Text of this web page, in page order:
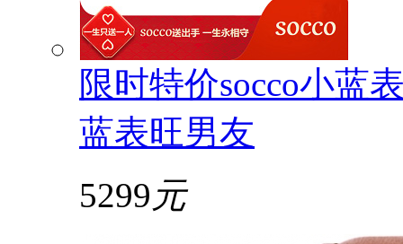
限时特价socco小蓝
蓝表旺男友
5299 元